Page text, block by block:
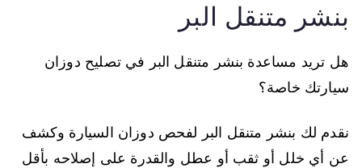
بنشر متنقل البر
هل تريد مساعدة بنشر متنقل البر في تصليح دوزان
سيارتك خاصة؟
نقدم لك بنشر متنقل البر لفحص دوزان السيارة وكشف
عن أي خلل أو ثقب أو عطل والقدرة على إصلاحه بأقل